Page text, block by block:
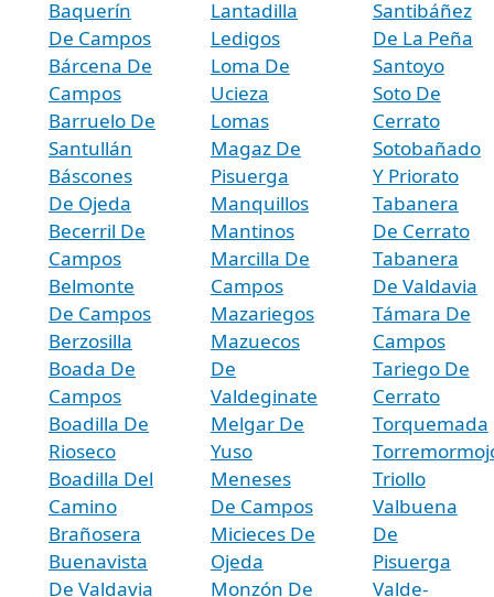
Baquerín
De Campos
Bárcena De
Campos
Barruelo De
Santullán
Báscones
De Ojeda
Becerril De
Campos
Belmonte
De Campos
Berzosilla
Boada De
Campos
Boadilla De
Rioseco
Boadilla Del
Camino
Brañosera
Buenavista
De Valdavia
Lantadilla
Ledigos
Loma De
Ucieza
Lomas
Magaz De
Pisuerga
Manquillos
Mantinos
Marcilla De
Campos
Mazariegos
Mazuecos
De
Valdeginate
Melgar De
Yuso
Meneses
De Campos
Micieces De
Ojeda
Monzón De
Santibáñez
De La Peña
Santoyo
Soto De
Cerrato
Sotobañado
Y Priorato
Tabanera
De Cerrato
Tabanera
De Valdavia
Támara De
Campos
Tariego De
Cerrato
Torquemada
Triollo
Valbuena
De
Pisuerga
Valde-